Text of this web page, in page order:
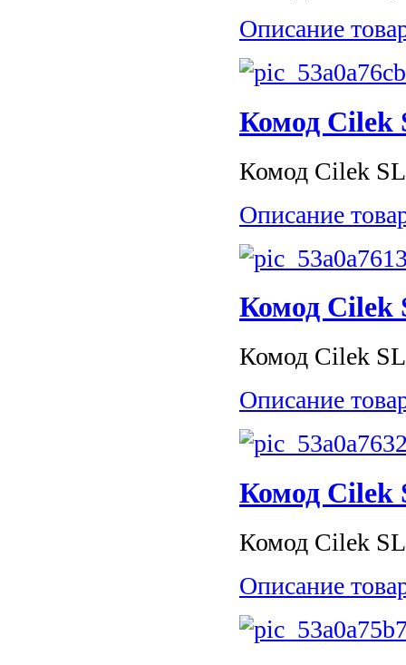
Описание
Комод Cilek
Комод Cilek
Описание
Комод Cilek
Комод Cilek
Описание
Комод Cilek
Комод Cilek
Описание